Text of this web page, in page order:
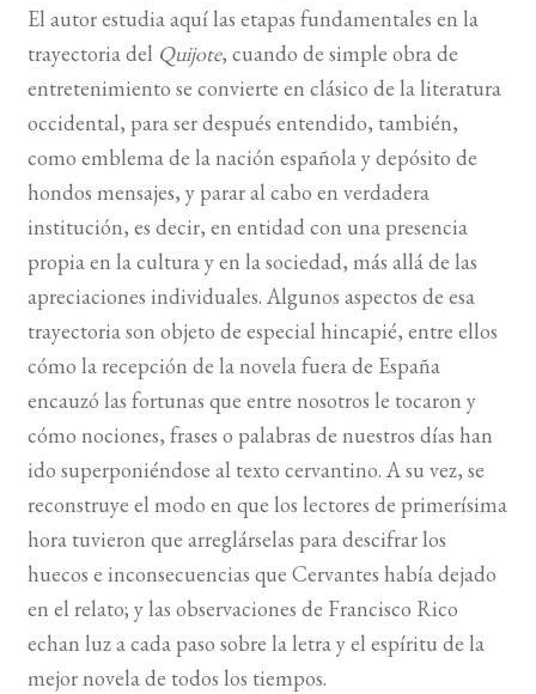
El autor estudia aquí las etapas fundamentales en la
trayectoria del Quijote, cuando de simple obra de
entretenimiento se convierte en clásico de la literatura
occidental, para ser después entendido, también,
como emblema de la nación española y depósito de
hondos mensajes, y parar al cabo en verdadera
institución, es decir, en entidad con una presencia
propia en la cultura y en la sociedad, más allá de las
apreciaciones individuales. Algunos aspectos de esa
trayectoria son objeto de especial hincapié, entre ellos
cómo la recepción de la novela fuera de España
encauzó las fortunas que entre nosotros le tocaron y
cómo nociones, frases o palabras de nuestros días han
ido superponiéndose al texto cervantino. A su vez, se
reconstruye el modo en que los lectores de primerísima
hora tuvieron que arreglárselas para descifrar los
huecos e inconsecuencias que Cervantes había dejado
en el relato; y las observaciones de Francisco Rico
echan luz a cada paso sobre la letra y el espíritu de la
mejor novela de todos los tiempos.